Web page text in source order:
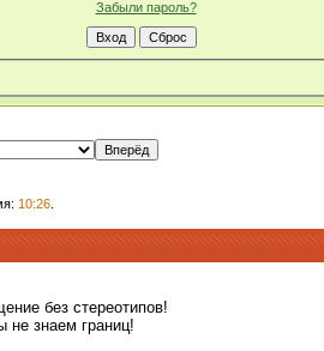
Забыли пароль?
10:26.
без стереотипов!
знаем границ!